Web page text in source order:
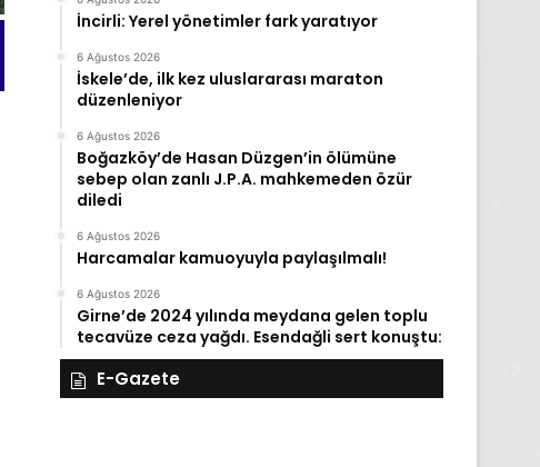
İncirli: Yerel yönetimler fark yaratıyor
6 Ağustos 2026
İskele’de, ilk kez uluslararası maraton
düzenleniyor
6 Ağustos 2026
Boğazköy’de Hasan Düzgen’in ölümüne
sebep olan zanlı J.P.A. mahkemeden özür
diledi
6 Ağustos 2026
Harcamalar kamuoyuyla paylaşılmalı!
6 Ağustos 2026
Girne’de 2024 yılında meydana gelen toplu
tecavüze ceza yağdı. Esendağli sert konuştu:
E-Gazete